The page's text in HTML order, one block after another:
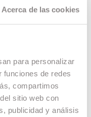
Acerca de las cookies
para personalizar
funciones de redes
compartimos
sitio web con
publicidad y análisis